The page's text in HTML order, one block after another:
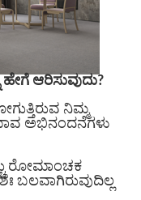
ಆರಿಸುವುದು?
ನಿಮ್ಮ
ಅಭಿನಂದನೆಗಳು
ರೋಮಾಂಚಕ
ಬಲವಾಗಿರುವುದಿಲ್ಲ